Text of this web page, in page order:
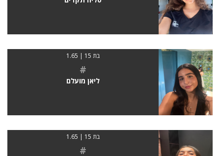
בת 15 | 1.65
#
ליאן מועלם
בת 15 | 1.65
#